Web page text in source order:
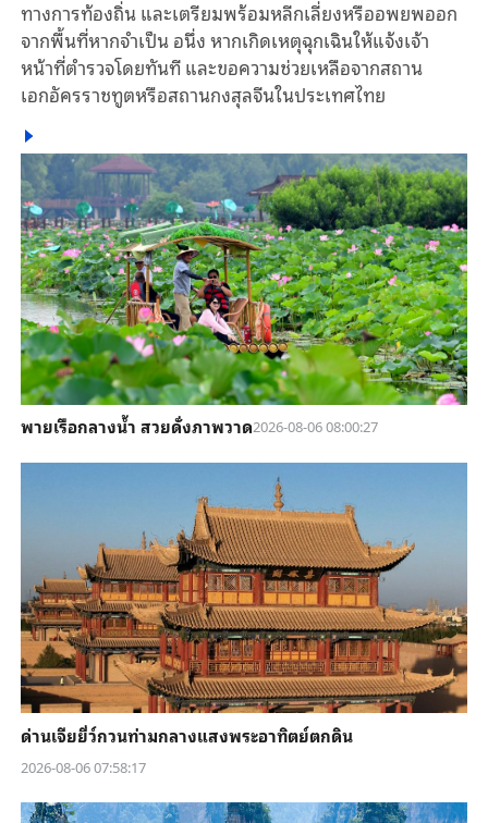
ทางการท้องถิ่น และเตรียมพร้อมหลีกเลี่ยงหรืออพยพออก
จากพื้นที่หากจำเป็น อนึ่ง หากเกิดเหตุฉุกเฉินให้แจ้งเจ้า
หน้าที่ตำรวจโดยทันที และขอความช่วยเหลือจากสถาน
เอกอัครราชทูตหรือสถานกงสุลจีนในประเทศไทย
พายเรือกลางน้ำ สวยดั่งภาพวาด2026-08-06 08:00:27
ด่านเจียยี่ว์กวนท่ามกลางแสงพระอาทิตย์ตกดิน
2026-08-06 07:58:17